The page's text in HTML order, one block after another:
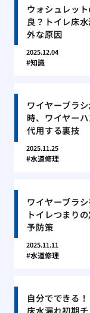
ウォシュレッ
良？トイレ床
外な原因
2025.12.04
知識
ワイヤーブラ
時、ワイヤー
代用する裏技
2025.11.25
水道修理
ワイヤーブラ
トイレつまり
予防策
2025.11.11
水道修理
自分でできる